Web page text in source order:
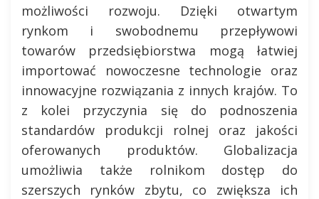
możliwości rozwoju. Dzięki otwartym
rynkom i swobodnemu przepływowi
towarów przedsiębiorstwa mogą łatwiej
importować nowoczesne technologie oraz
innowacyjne rozwiązania z innych krajów. To
z kolei przyczynia się do podnoszenia
standardów produkcji rolnej oraz jakości
oferowanych produktów. Globalizacja
umożliwia także rolnikom dostęp do
szerszych rynków zbytu, co zwiększa ich